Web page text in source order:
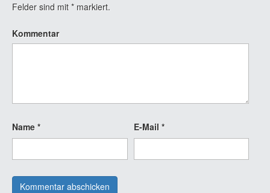
Felder sind mit * markiert.
Kommentar
Name * E-Mail *